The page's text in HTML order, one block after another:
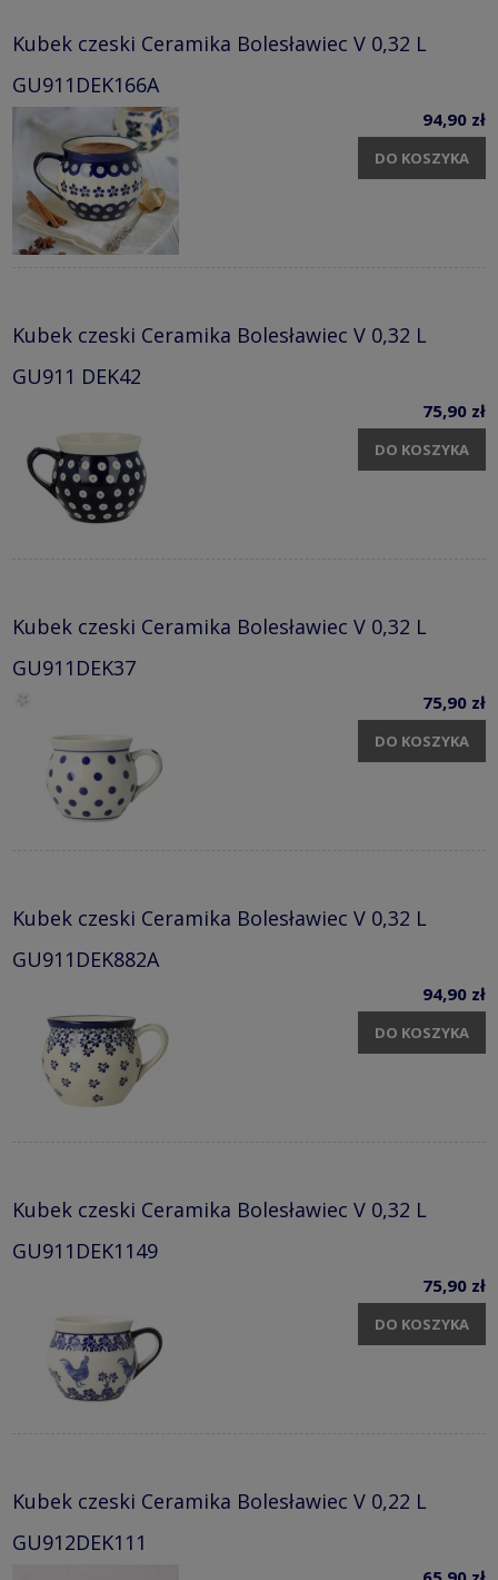
Kubek czeski Ceramika Bolesławiec V 0,32 L
GU911DEK166A
94,90 zł
DO KOSZYKA
Kubek czeski Ceramika Bolesławiec V 0,32 L
GU911 DEK42
75,90 zł
DO KOSZYKA
Kubek czeski Ceramika Bolesławiec V 0,32 L
GU911DEK37
75,90 zł
DO KOSZYKA
Kubek czeski Ceramika Bolesławiec V 0,32 L
GU911DEK882A
94,90 zł
DO KOSZYKA
Kubek czeski Ceramika Bolesławiec V 0,32 L
GU911DEK1149
75,90 zł
DO KOSZYKA
Kubek czeski Ceramika Bolesławiec V 0,22 L
GU912DEK111